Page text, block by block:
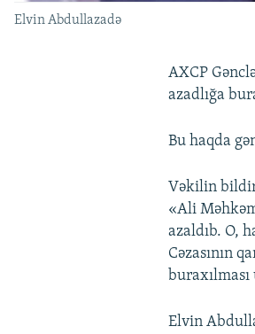
Elvin Abdullazadə
AXCP
azadlığa
Bu haqda
Vəkilin
«Ali
azaldıb. O,
Cəzasının
Elvin